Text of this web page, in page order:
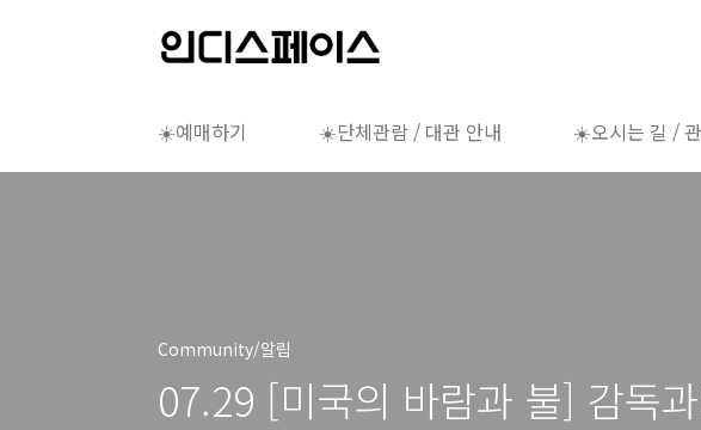
☀️예매하기 ☀️단체관람 / 대관 안내 ☀️오시는 길 /
Community/알림
07.29 [미국의 바람과 불] 감독